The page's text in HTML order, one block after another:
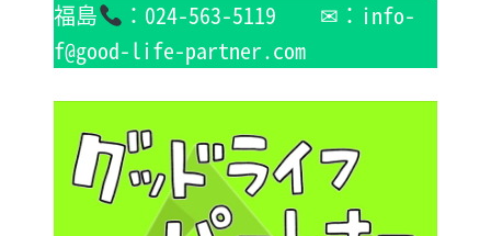
福島
：024-563-5119 ✉：info-
f@good-life-partner.com